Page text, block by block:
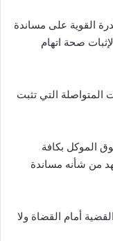
القوية على مساندة
صحة اتهام
المتواصلة التي تثبت
الموكل بكافة
من شأنه مساندة
أمام القضاة ولا